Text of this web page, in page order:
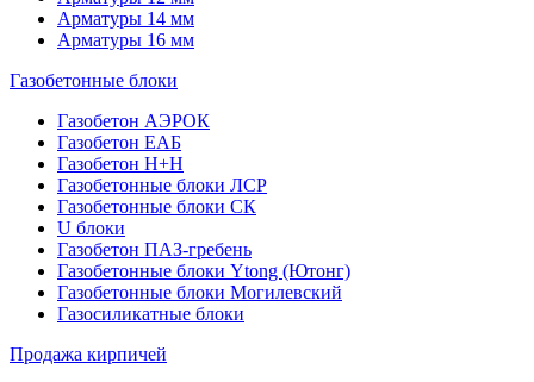
Арматуры 14 мм
Арматуры 16 мм
Газобетонные блоки
Газобетон АЭРОК
Газобетон ЕАБ
Газобетон H+H
Газобетонные блоки ЛСР
Газобетонные блоки СК
U блоки
Газобетон ПАЗ-гребень
Газобетонные блоки Ytong (Ютонг)
Газобетонные блоки Могилевский
Газосиликатные блоки
Продажа кирпичей